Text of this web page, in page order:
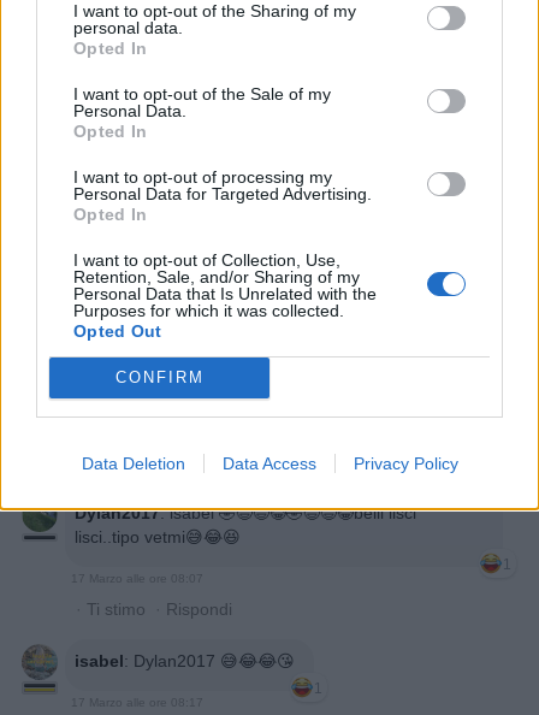
I want to opt-out of the Sharing of my
personal data.
Opted In
I want to opt-out of the Sale of my
Personal Data.
Opted In
I want to opt-out of processing my
Personal Data for Targeted Advertising.
Opted In
I want to opt-out of Collection, Use,
Retention, Sale, and/or Sharing of my
Personal Data that Is Unrelated with the
Purposes for which it was collected.
Opted Out
CONFIRM
Data Deletion Data Access Privacy Policy
Link
Salva
Leggi i commenti dall'inizio...
Leggi i commenti precedenti...
ghibellino: 518Submarine parla per te
2
·Ti stimo·Rispondi
Dylan2017:isabel 🤣😆😅😂🤣😆😅😂belli lisci
lisci..tipo vetmi😅😂😆
1
17 Marzo alle ore 08:07
· Ti stimo · Rispondi
isabel: Dylan2017 😅😂😂😘
1
17 Marzo alle ore 08:17